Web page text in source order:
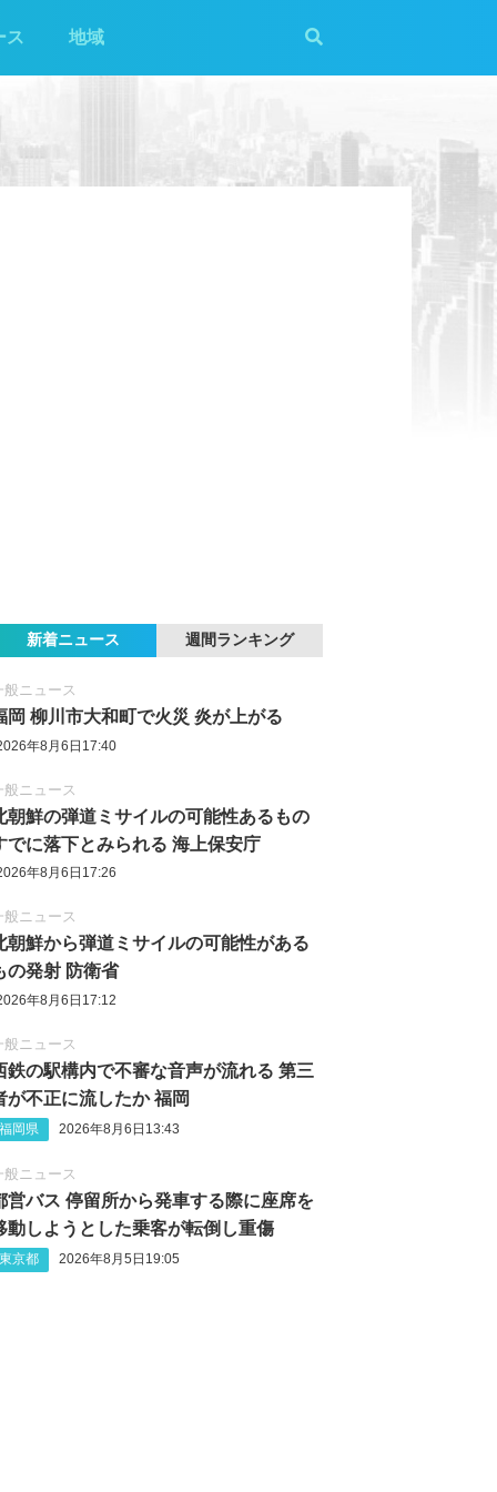
ス 地域
新着ニュース 週間ランキング
般ニュース
岡 柳川市大和町で火災 炎が上がる
年8月6日17:40
般ニュース
朝鮮の弾道ミサイルの可能性あるもの
でに落下とみられる 海上保安庁
年8月6日17:26
般ニュース
朝鮮から弾道ミサイルの可能性がある
の発射 防衛省
年8月6日17:12
般ニュース
鉄の駅構内で不審な音声が流れる 第三
が不正に流したか 福岡
福岡県 2026年8月6日13:43
般ニュース
営バス 停留所から発車する際に座席を
動しようとした乗客が転倒し重傷
東京都 2026年8月5日19:05